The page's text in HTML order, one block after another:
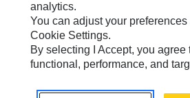
Cookie Settings
Juridiskt
Sekretess
analytics.
You can adjust your
Cookie Settings.
By selecting I Accept, you agree
functional, performance, and